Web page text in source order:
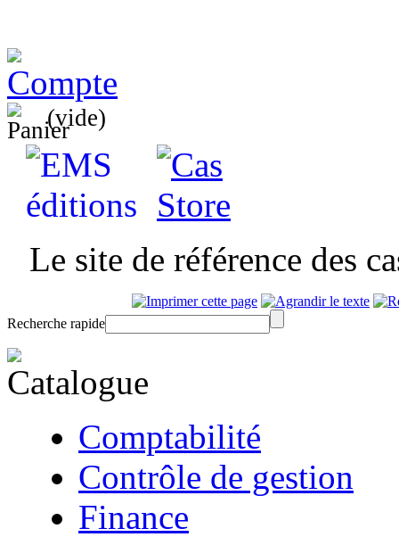
(vide)
Le site de référence des
Recherche rapide
Comptabilité
Contrôle de gestion
Finance